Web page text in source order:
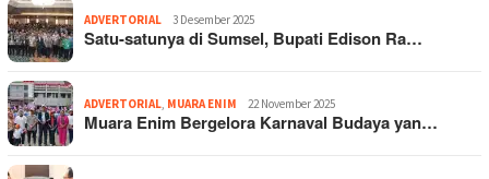
ADVERTORIAL 3 Desember 2025
Satu-satunya di Sumsel, Bupati Edison Ra…
ADVERTORIAL, MUARA ENIM 22 November 2025
Muara Enim Bergelora Karnaval Budaya yan…